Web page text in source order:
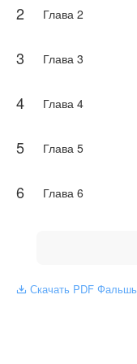
2 Глава 2
3 Глава 3
4 Глава 4
5 Глава 5
6 Глава 6
 Скачать PDF Фальшь